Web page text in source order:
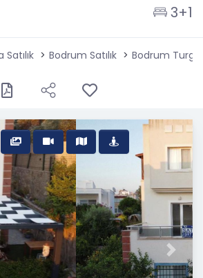
3+1
Satılık Bodrum Satılık Bodrum
Next